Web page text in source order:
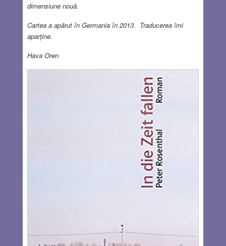
dimensiune nouă.
Cartea a apărut în Germania în 2013. Traducerea îmi
aparține.
Hava Oren